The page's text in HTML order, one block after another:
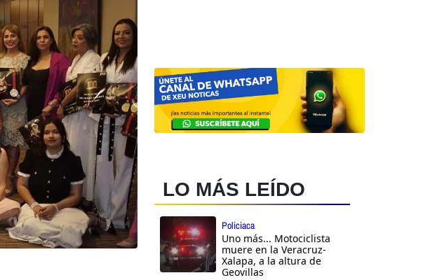
LO MÁS LEÍDO
Policiaca
Uno más... Motociclista
muere en la Veracruz-
Xalapa, a la altura de
Geovillas